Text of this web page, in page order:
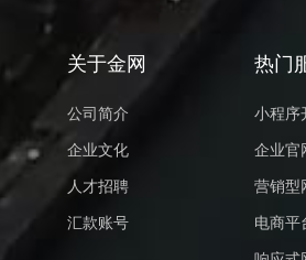
关于金网
公司简介
企业文化
人才招聘
汇款账号
热门
小程序
企业官
营销型
电商平